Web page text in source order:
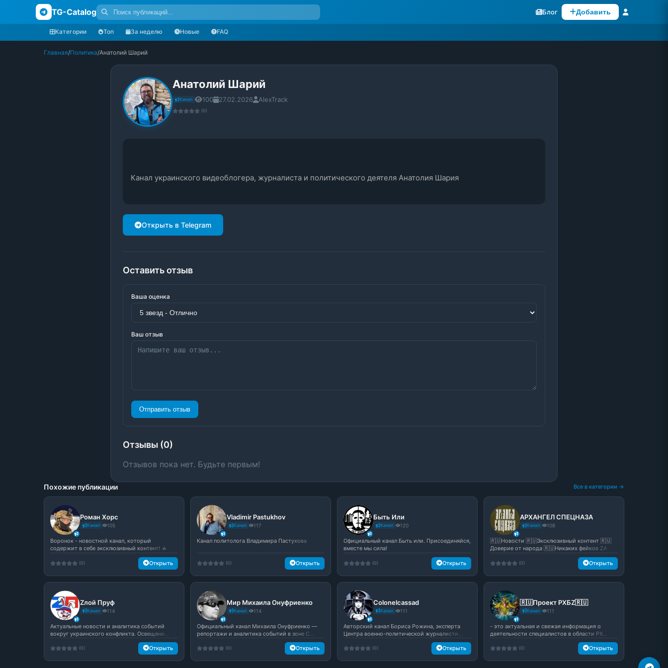
TG-Catalog Блог Добавить
Категории Топ За неделю Новые FAQ
Главная/Политика/Анатолий Шарий
Анатолий Шарий
Канал 100 27.02.2026 AlexTrack
(0)
Канал украинского видеоблогера, журналиста и политического деятеля Анатолия Шария
Открыть в Telegram
Оставить отзыв
Ваша оценка
Ваш отзыв
Отправить отзыв
Отзывы (0)
Отзывов пока нет. Будьте первым!
Похожие публикации Все в категории →
Роман Хорс
Канал 105
Воронок - новостной канал, который
содержит в себе эксклюзивный контент! 🔥
(0) Открыть
Vladimir Pastukhov
Канал 117
Канал политолога Владимира Пастухова
(0) Открыть
Быть Или
Канал 120
Официальный канал Быть или. Присоединяйся,
вместе мы сила!
(0) Открыть
АРХАНГЕЛ СПЕЦНАЗА
Канал 108
🇷🇺Новости 🇷🇺Эксклюзивный контент 🇷🇺
Доверие от народа 🇷🇺Никаких фейков ZA
(0) Открыть
Zлой Пруф️
Канал 114
Актуальные новости и аналитика событий
вокруг украинского конфликта. Освещени...
(0) Открыть
Мир Михаила Онуфриенко
Канал 114
Официальный канал Михаила Онуфриенко —
репортажи и аналитика событий в зоне С...
(0) Открыть
Colonelcassad
Канал 111
Авторский канал Бориса Рожина, эксперта
Центра военно-политической журналисти...
(0) Открыть
🇷🇺Проект РХБZ🇷🇺
Канал 111
- это актуальная и свежая информация о
деятельности специалистов в области РХ...
(0) Открыть